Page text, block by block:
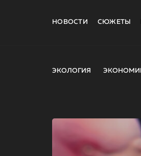
НОВОСТИ СЮЖЕТЫ
ЭКОЛОГИЯ